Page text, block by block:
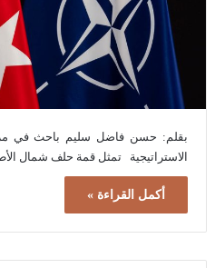
بقلم: حسن فاضل سليم باحث في
الاستراتيجية تمثل قمة حلف شمال
أكمل القراءة »